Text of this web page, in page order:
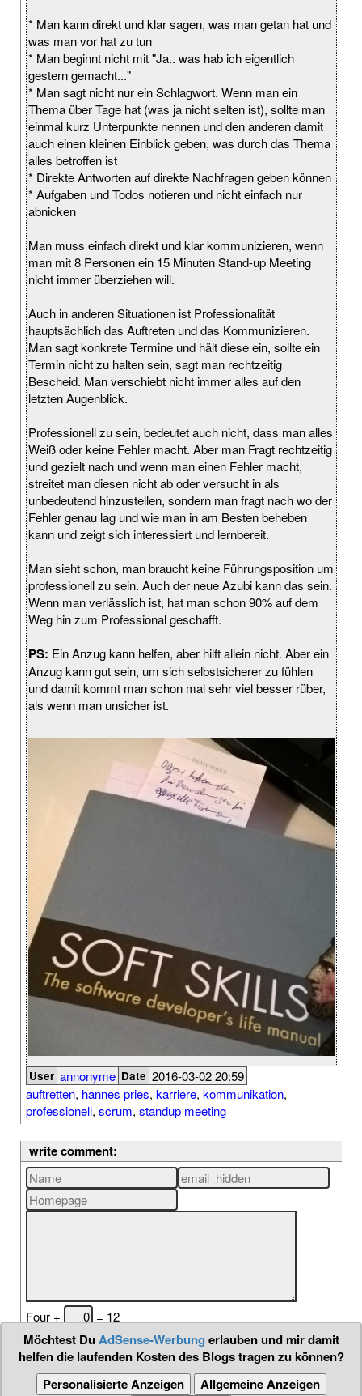
* Man kann direkt und klar sagen, was man getan hat und
was man vor hat zu tun
* Man beginnt nicht mit "Ja.. was hab ich eigentlich
gestern gemacht..."
* Man sagt nicht nur ein Schlagwort. Wenn man ein
Thema über Tage hat (was ja nicht selten ist), sollte man
einmal kurz Unterpunkte nennen und den anderen damit
auch einen kleinen Einblick geben, was durch das Thema
alles betroffen ist
* Direkte Antworten auf direkte Nachfragen geben können
* Aufgaben und Todos notieren und nicht einfach nur
abnicken
Man muss einfach direkt und klar kommunizieren, wenn
man mit 8 Personen ein 15 Minuten Stand-up Meeting
nicht immer überziehen will.
Auch in anderen Situationen ist Professionalität
hauptsächlich das Auftreten und das Kommunizieren.
Man sagt konkrete Termine und hält diese ein, sollte ein
Termin nicht zu halten sein, sagt man rechtzeitig
Bescheid. Man verschiebt nicht immer alles auf den
letzten Augenblick.
Professionell zu sein, bedeutet auch nicht, dass man alles
Weiß oder keine Fehler macht. Aber man Fragt rechtzeitig
und gezielt nach und wenn man einen Fehler macht,
streitet man diesen nicht ab oder versucht in als
unbedeutend hinzustellen, sondern man fragt nach wo der
Fehler genau lag und wie man in am Besten beheben
kann und zeigt sich interessiert und lernbereit.
Man sieht schon, man braucht keine Führungsposition um
professionell zu sein. Auch der neue Azubi kann das sein.
Wenn man verlässlich ist, hat man schon 90% auf dem
Weg hin zum Professional geschafft.
PS: Ein Anzug kann helfen, aber hilft allein nicht. Aber ein
Anzug kann gut sein, um sich selbstsicherer zu fühlen
und damit kommt man schon mal sehr viel besser rüber,
als wenn man unsicher ist.
User annonyme Date 2016-03-02 20:59
auftretten, hannes pries, karriere, kommunikation,
professionell, scrum, standup meeting
write comment:
Four + = 12
Möchtest DuAdSense-Werbung erlauben und mir damit
helfen die laufenden Kosten des Blogs tragen zu können?
Personalisierte Anzeigen
Allgemeine Anzeigen